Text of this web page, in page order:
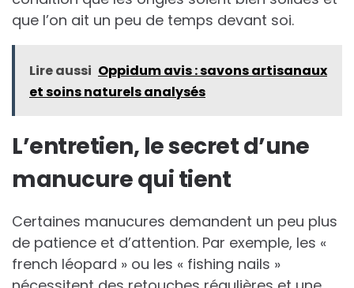
que l’on ait un peu de temps devant soi.
Lire aussi Oppidum avis : savons artisanaux
et soins naturels analysés
L’entretien, le secret d’une
manucure qui tient
Certaines manucures demandent un peu plus
de patience et d’attention. Par exemple, les «
french léopard » ou les « fishing nails »